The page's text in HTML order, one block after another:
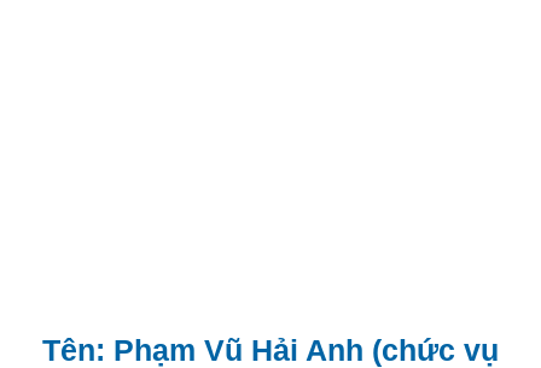
Tên: Phạm Vũ Hải Anh (chức vụ